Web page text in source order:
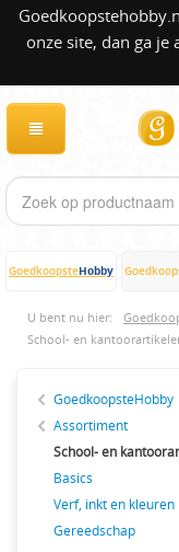
onze site, dan ga je
GoedkoopsteHobby
U bent nu hier:
School- en
GoedkoopsteHobby
Assortiment
School- en
Basics
Verf, inkt en kleuren
Gereedschap